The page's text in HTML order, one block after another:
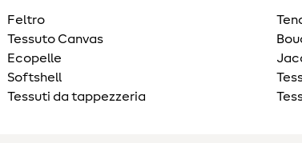
Feltro
Tessuto Canvas
Ecopelle
Softshell
Tessuti da tappezzeria